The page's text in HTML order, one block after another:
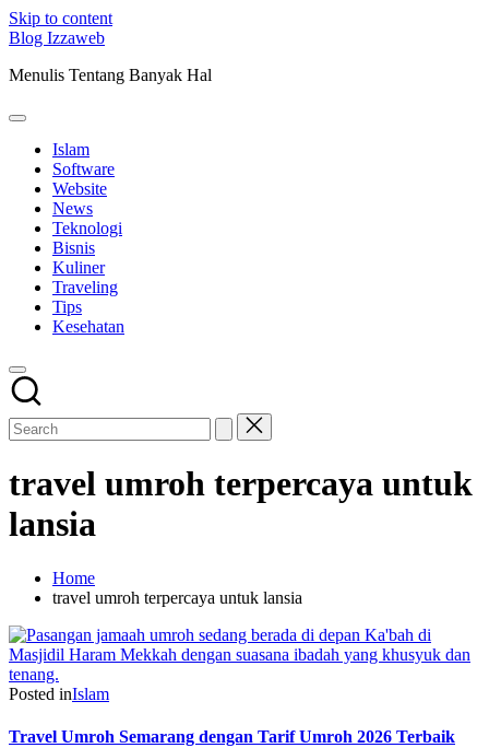
Skip to content
Blog Izzaweb
Menulis Tentang Banyak Hal
Islam
Software
Website
News
Teknologi
Bisnis
Kuliner
Traveling
Tips
Kesehatan
travel umroh terpercaya untuk
lansia
Home
travel umroh terpercaya untuk lansia
Posted inIslam
Travel Umroh Semarang dengan Tarif Umroh 2026 Terbaik